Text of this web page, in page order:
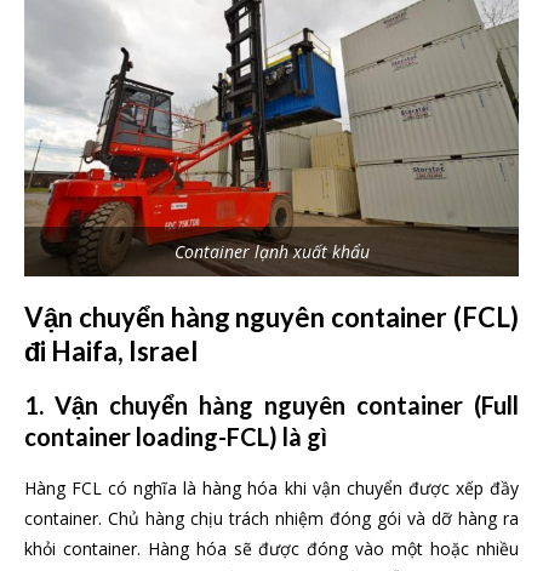
Container lạnh xuất khẩu
Vận chuyển hàng nguyên container (FCL)
đi Haifa, Israel
1. Vận chuyển hàng nguyên container (Full
container loading-FCL) là gì
Hàng FCL có nghĩa là hàng hóa khi vận chuyển được xếp đầy
container. Chủ hàng chịu trách nhiệm đóng gói và dỡ hàng ra
khỏi container. Hàng hóa sẽ được đóng vào một hoặc nhiều